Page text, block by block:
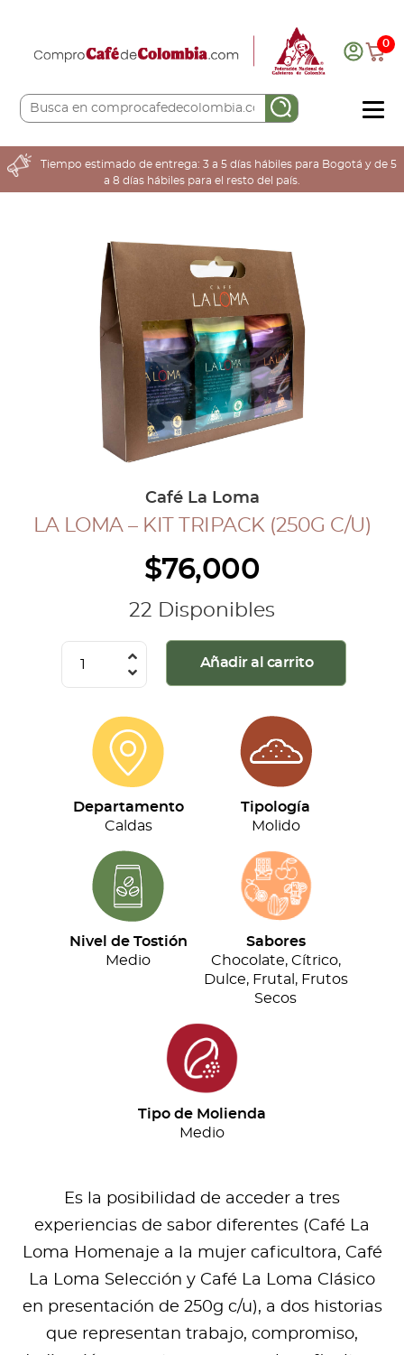
0
COMPRA AQUÍ
COLOMBIA CAFETERA
COLECCIÓN CAFETERA
INGRESAR
Cerrar Sesión
Tiempo estimado de entrega: 3 a 5 días hábiles para Bogotá y de 5
a 8 días hábiles para el resto del país.
Café La Loma
LA LOMA – KIT TRIPACK (250G C/U)
$76,000
22 Disponibles
Tripack
c/u)
cantidad
Añadir al carrito
Departamento
Caldas
Tipología
Molido
Nivel de Tostión
Medio
Sabores
Chocolate, Cítrico,
Dulce, Frutal, Frutos
Secos
Tipo de Molienda
Medio
Es la posibilidad de acceder a tres
experiencias de sabor diferentes (Café La
Loma Homenaje a la mujer caficultora, Café
La Loma Selección y Café La Loma Clásico
en presentación de 250g c/u), a dos historias
que representan trabajo, compromiso,